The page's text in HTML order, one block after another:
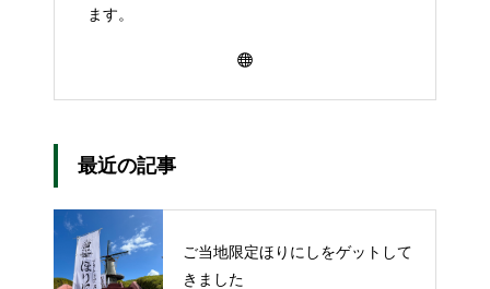
ます。
最近の記事
ご当地限定ほりにしをゲットして
きました